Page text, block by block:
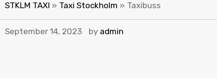
STKLM TAXI » Taxi Stockholm » Taxibuss
September 14, 2023 by admin